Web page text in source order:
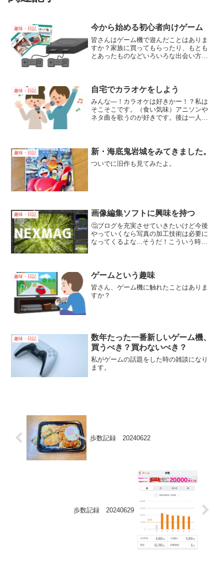
趣味・日記 今から始める初心者向けゲーム
皆さんはゲーム機で遊んだことはありま
すか？家族に買ってもらったり、もとも
とあったものなどいろいろな出会い方を
遊んだ中での初心者向けの...
趣味・日記 自宅でカラオケをしよう
みんな―！カラオケは好きかー！？私は
そこそこです。（食い気味）アニソンや
ネタ曲を歌うのが好きです。後は一人で
趣味・日記 新・海底鬼岩城をみてきました。
ついでに旧作も見てみたよ。
趣味・日記 画像編集ソフトに興味を持つ
🤔ブログを充実させていきたいけど今後
やっていくなら写真の加工技術は必要に
なってくるよな...そうだ！こういう時は
趣味・日記 ゲームという趣味
皆さん、ゲーム機に触れたことはありま
すか？
趣味・日記
数年たった一番新しいゲーム機、
買うべき？買わないべき？
私がゲームの話題をした時の雑談になり
ます。
歩数記録 20240622
歩数記録 20240629